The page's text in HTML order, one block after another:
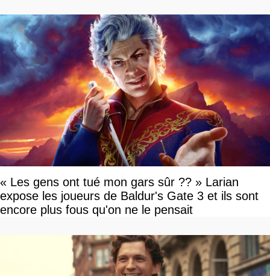
« Les gens ont tué mon gars sûr ?? » Larian
expose les joueurs de Baldur's Gate 3 et ils sont
encore plus fous qu'on ne le pensait